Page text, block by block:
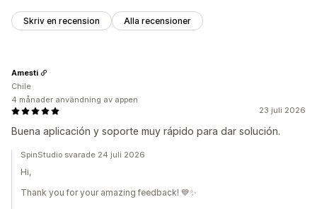
Skriv en recension Alla recensioner
23 juli 2026
Buena aplicación y soporte muy rápido para dar solución.
Amesti
Chile
4 månader användning av appen
SpinStudio svarade 24 juli 2026
Hi,
Thank you for your amazing feedback! 💙✨